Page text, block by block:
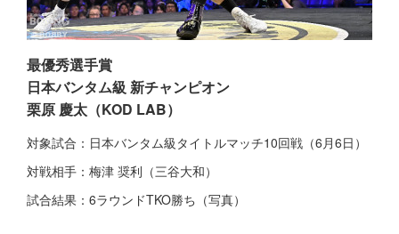
最優秀選手賞
日本バンタム級 新チャンピオン
栗原 慶太（KOD LAB）
対象試合：日本バンタム級タイトルマッチ10回戦（6月6日）
対戦相手：梅津 奨利（三谷大和）
試合結果：6ラウンドTKO勝ち（写真）